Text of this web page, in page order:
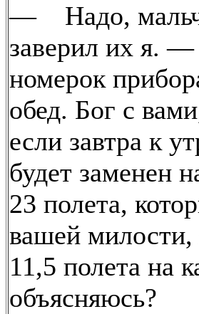
— Надо,
заверил их я. —
номерок
обед. Бог с
если завтра к
будет заменен
23 полета,
вашей
11,5 полета на
объясняюсь?